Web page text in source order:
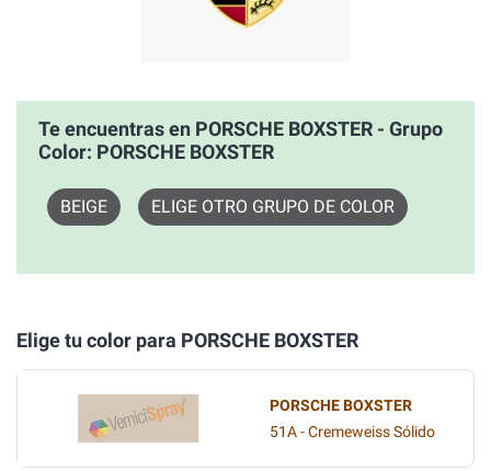
Te encuentras en PORSCHE BOXSTER - Grupo
Color: PORSCHE BOXSTER
BEIGE ELIGE OTRO GRUPO DE COLOR
Elige tu color para PORSCHE BOXSTER
PORSCHE BOXSTER
51A - Cremeweiss Sólido